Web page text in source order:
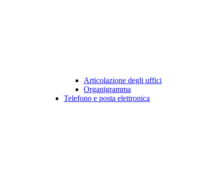
Articolazione degli uffici
Organigramma
Telefono e posta elettronica